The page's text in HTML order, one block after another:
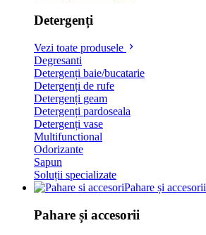
Detergenți
Vezi toate produsele
Degresanti
Detergenți baie/bucatarie
Detergenți de rufe
Detergenți geam
Detergenți pardoseala
Detergenți vase
Multifunctional
Odorizante
Sapun
Soluții specializate
Pahare și accesorii
Pahare și accesorii